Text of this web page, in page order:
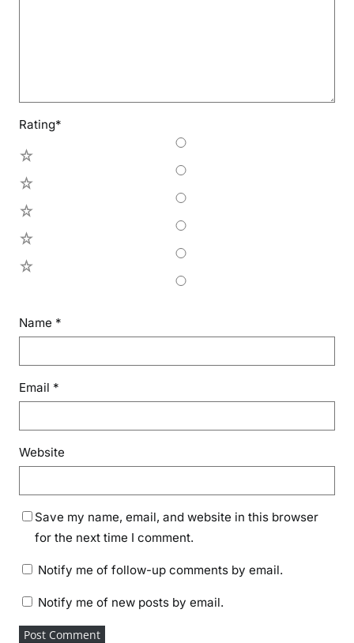
Rating*
Name *
Email *
Website
Save my name, email, and website in this browser
for the next time I comment.
Notify me of follow-up comments by email.
Notify me of new posts by email.